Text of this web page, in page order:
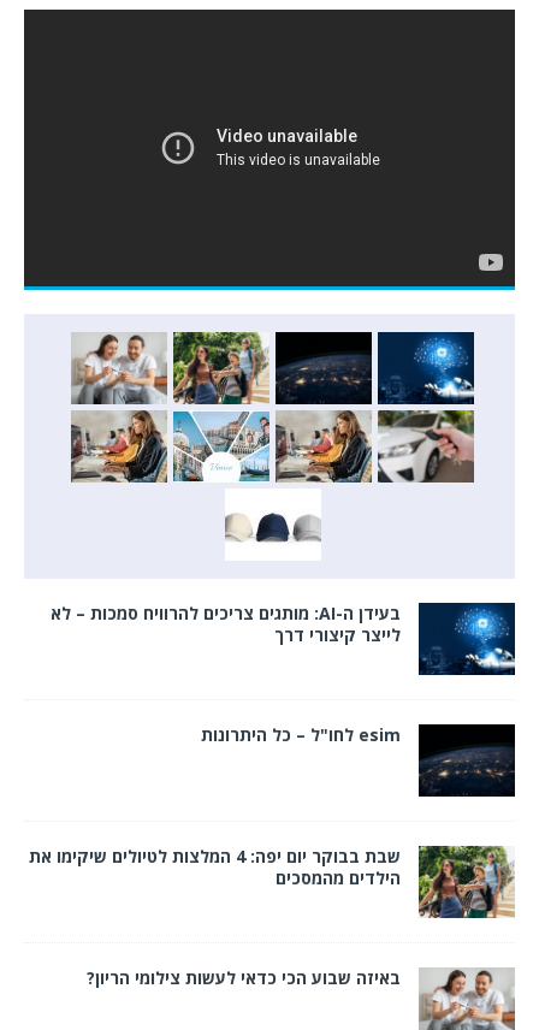
בעידן ה-AI: מותגים צריכים להרוויח סמכות – לא
לייצר קיצורי דרך
esim לחו"ל – כל היתרונות
שבת בבוקר יום יפה: 4 המלצות לטיולים שיקימו את
הילדים מהמסכים
באיזה שבוע הכי כדאי לעשות צילומי הריון?